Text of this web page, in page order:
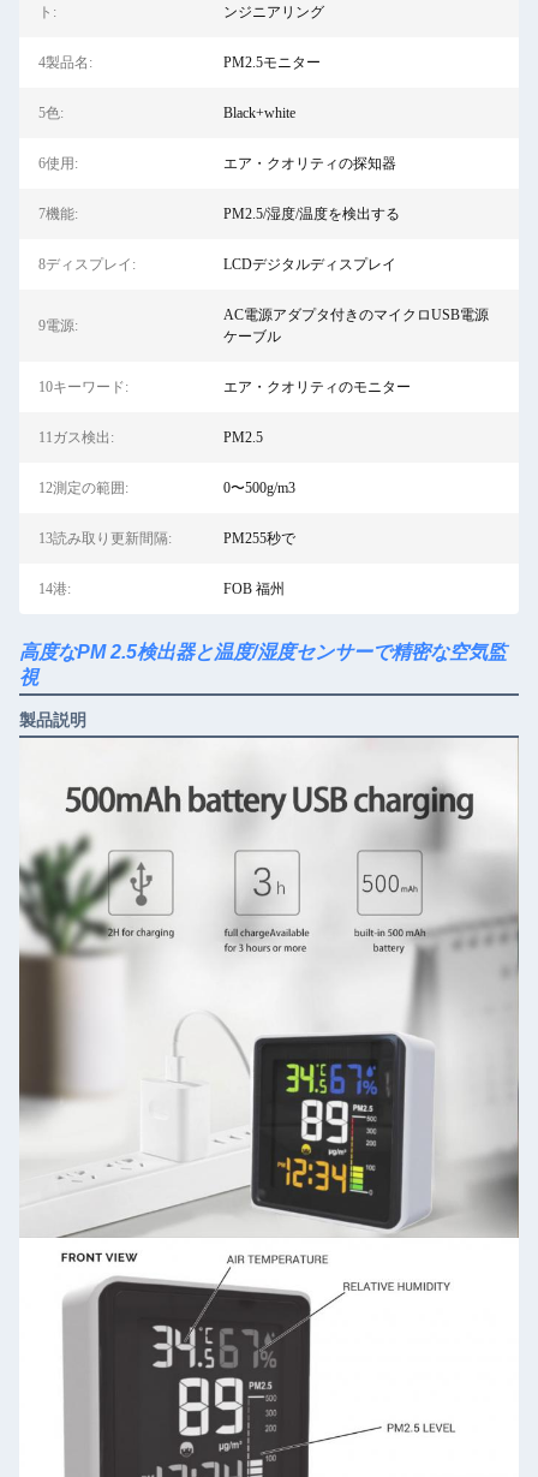
ト:
ンジニアリング
4製品名: PM2.5モニター
5色: Black+white
6使用: エア・クオリティの探知器
7機能: PM2.5/湿度/温度を検出する
8ディスプレイ: LCDデジタルディスプレイ
9電源:
AC電源アダプタ付きのマイクロUSB電源
ケーブル
10キーワード: エア・クオリティのモニター
11ガス検出: PM2.5
12測定の範囲: 0〜500g/m3
13読み取り更新間隔: PM255秒で
14港: FOB 福州
高度なPM 2.5検出器と温度/湿度センサーで精密な空気監
視
製品説明